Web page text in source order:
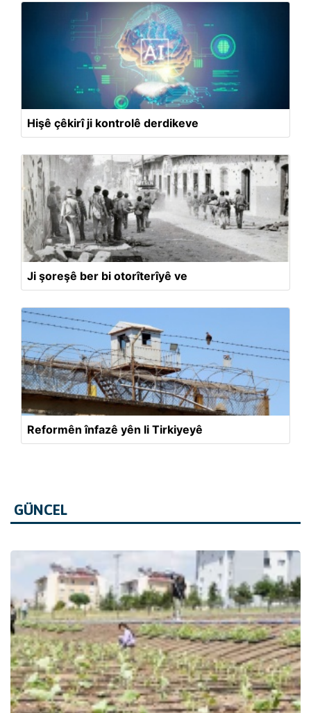
Hişê çêkirî ji kontrolê derdikeve
Ji şoreşê ber bi otorîterîyê ve
Reformên înfazê yên li Tirkiyeyê
GÜNCEL